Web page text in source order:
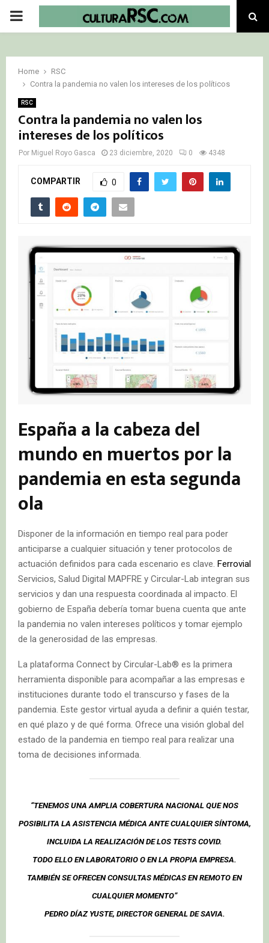
PRIMARY
Home
RSC
Contra la pandemia no valen los intereses de los políticos
RSC
Contra la pandemia no valen los
intereses de los políticos
Por Miguel Royo Gasca 23 diciembre, 2020 0 4348
COMPARTIR 0
España a la cabeza del
mundo en muertos por la
pandemia en esta segunda
ola
Disponer de la información en tiempo real para poder
anticiparse a cualquier situación y tener protocolos de
actuación definidos para cada escenario es clave. Ferrovial
Servicios, Salud Digital MAPFRE y Circular-Lab integran sus
servicios y dan una respuesta coordinada al impacto. El
gobierno de España debería tomar buena cuenta que ante
la pandemia no valen intereses políticos y tomar ejemplo
de la generosidad de las empresas.
La plataforma Connect by Circular-Lab® es la primera
herramienta disponible para acompañar a las empresas e
instituciones durante todo el transcurso y fases de la
pandemia. Este gestor virtual ayuda a definir a quién testar,
en qué plazo y de qué forma. Ofrece una visión global del
estado de la pandemia en tiempo real para realizar una
toma de decisiones informada.
“TENEMOS UNA AMPLIA COBERTURA NACIONAL QUE NOS
POSIBILITA LA ASISTENCIA MÉDICA ANTE CUALQUIER SÍNTOMA,
INCLUIDA LA REALIZACIÓN DE LOS TESTS COVID.
TODO ELLO EN LABORATORIO O EN LA PROPIA EMPRESA.
TAMBIÉN SE OFRECEN CONSULTAS MÉDICAS EN REMOTO EN
CUALQUIER MOMENTO”
PEDRO DÍAZ YUSTE, DIRECTOR GENERAL DE SAVIA.